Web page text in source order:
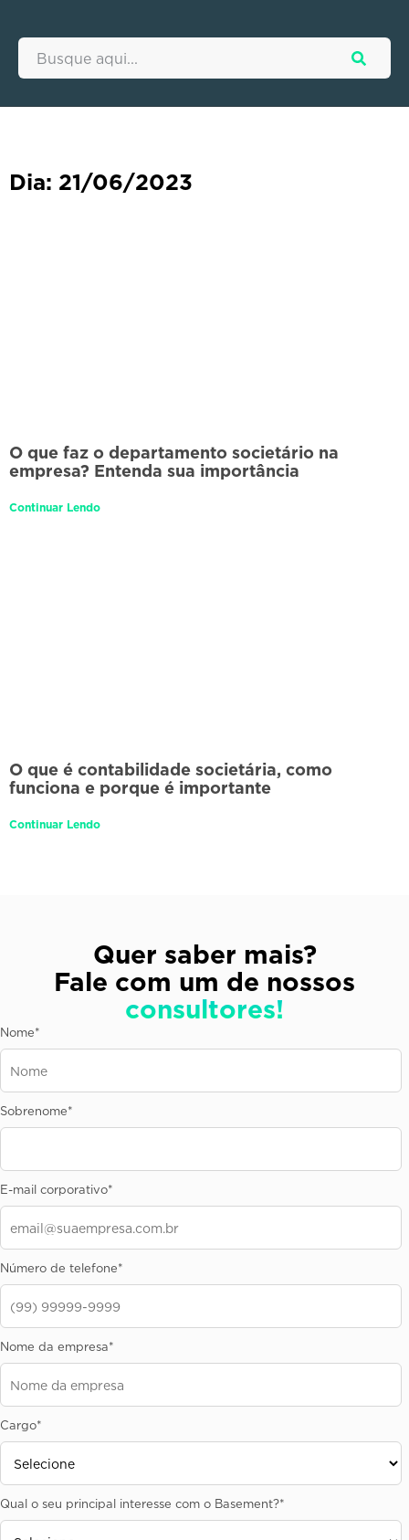
Dia: 21/06/2023
O que faz o departamento societário na
empresa? Entenda sua importância
Continuar Lendo
O que é contabilidade societária, como
funciona e porque é importante
Continuar Lendo
Quer saber mais?
Fale com um de nossos
consultores!
Nome*
Sobrenome*
E-mail corporativo*
Número de telefone*
Nome da empresa*
Cargo*
Qual o seu principal interesse com o Basement?*